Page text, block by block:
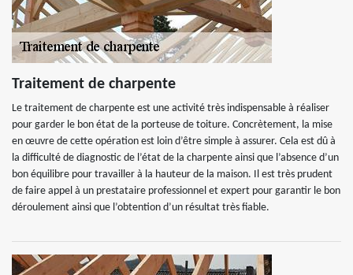
Traitement de charpente
Le traitement de charpente est une activité très indispensable à réaliser
pour garder le bon état de la porteuse de toiture. Concrètement, la mise
en œuvre de cette opération est loin d’être simple à assurer. Cela est dû à
la difficulté de diagnostic de l’état de la charpente ainsi que l’absence d’un
bon équilibre pour travailler à la hauteur de la maison. Il est très prudent
de faire appel à un prestataire professionnel et expert pour garantir le bon
déroulement ainsi que l’obtention d’un résultat très fiable.